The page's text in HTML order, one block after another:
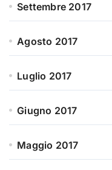
Settembre 2017
Agosto 2017
Luglio 2017
Giugno 2017
Maggio 2017